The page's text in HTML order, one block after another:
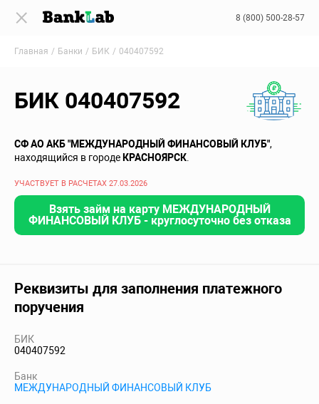
8 (800) 500-28-57
Главная Банки БИК 040407592
БИК 040407592
СФ АО АКБ "МЕЖДУНАРОДНЫЙ ФИНАНСОВЫЙ КЛУБ",
находящийся в городе КРАСНОЯРСК
УЧАСТВУЕТ В РАСЧЕТАХ 27.03.2026
Взять займ на карту МЕЖДУНАРОДНЫЙ
ФИНАНСОВЫЙ КЛУБ - круглосуточно без отказа
Реквизиты для заполнения платежного
поручения
БИК
040407592
Банк
МЕЖДУНАРОДНЫЙ ФИНАНСОВЫЙ КЛУБ